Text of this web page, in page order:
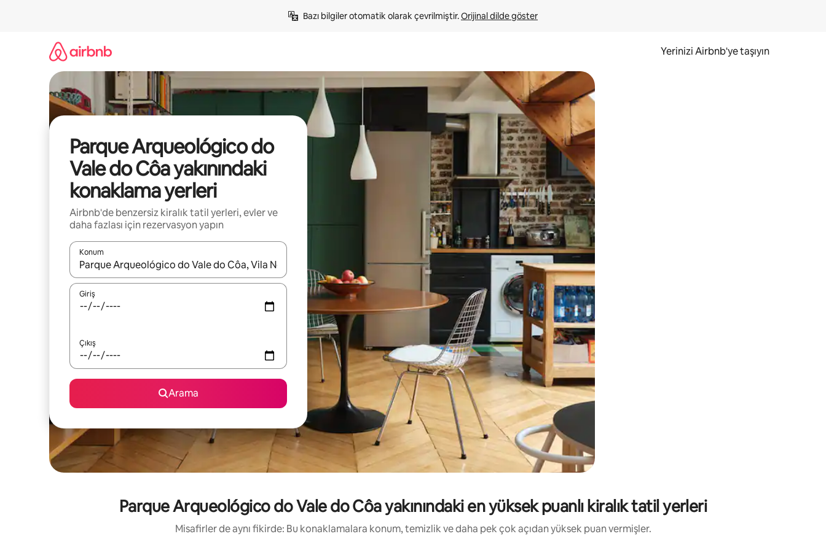
Bazı bilgiler otomatik olarak çevrilmiştir. Orijinal dilde göster
Yerinizi Airbnb'ye taşıyın
Parque Arqueológico do
Vale do Côa yakınındaki
konaklama yerleri
Airbnb'de benzersiz kiralık tatil yerleri, evler ve
daha fazlası için rezervasyon yapın
Konum
Sonuçlar kullanılabilir olduğunda yukarı ve aşağı oklarıyla gezinin veya dokunarak ya da kaydırma hareketleriyle keşfedin.
Giriş
Çıkış
Arama
Parque Arqueológico do Vale do Côa yakınındaki en yüksek puanlı kiralık tatil yerleri
Misafirler de aynı fikirde: Bu konaklamalara konum, temizlik ve daha pek çok açıdan yüksek puan vermişler.